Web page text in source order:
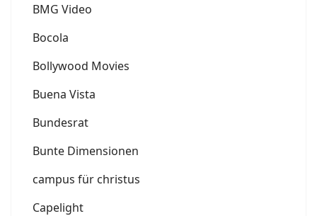
BMG Video
Bocola
Bollywood Movies
Buena Vista
Bundesrat
Bunte Dimensionen
campus für christus
Capelight